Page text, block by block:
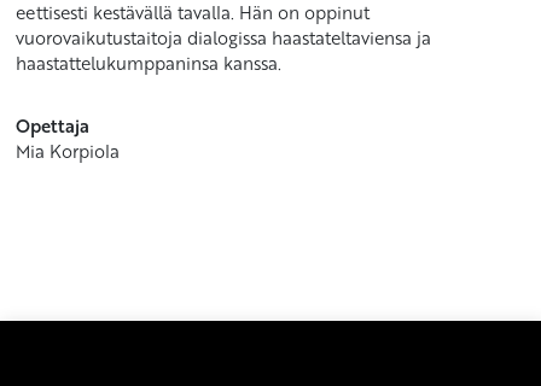
eettisesti kestävällä tavalla. Hän on oppinut
vuorovaikutustaitoja dialogissa haastateltaviensa ja
haastattelukumppaninsa kanssa.
Opettaja
Mia Korpiola